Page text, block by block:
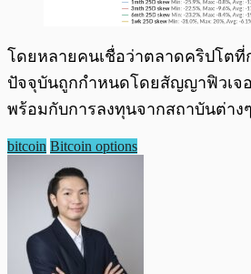
โดยหลายคนเชื่อว่าตลาดคริปโตที่
ปัจจุบันถูกกำหนดโดยสัญญาฟิวเจอ
พร้อมกับการลงทุนจากสถาบันต่างๆ
bitcoin Bitcoin options